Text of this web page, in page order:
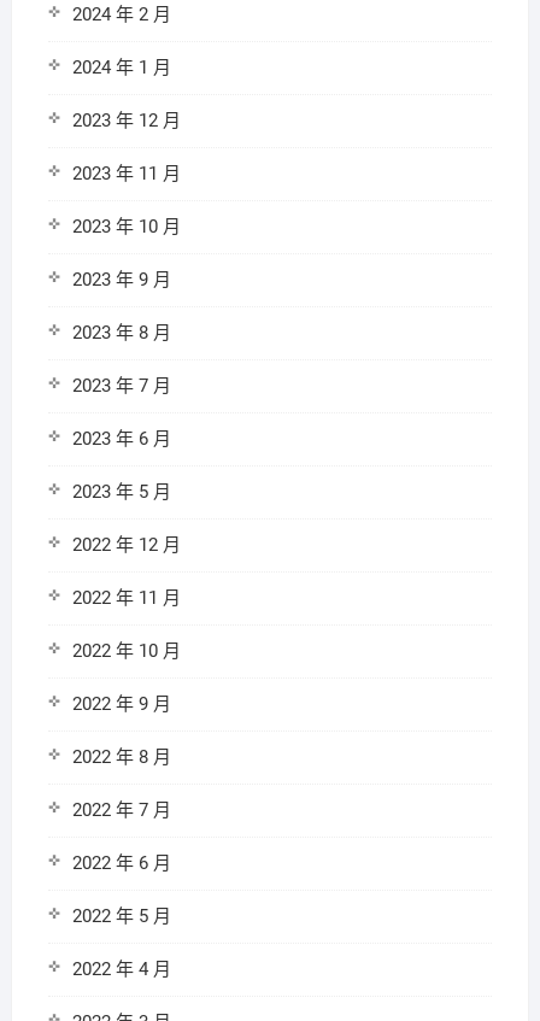
2024 年 2 月
2024 年 1 月
2023 年 12 月
2023 年 11 月
2023 年 10 月
2023 年 9 月
2023 年 8 月
2023 年 7 月
2023 年 6 月
2023 年 5 月
2022 年 12 月
2022 年 11 月
2022 年 10 月
2022 年 9 月
2022 年 8 月
2022 年 7 月
2022 年 6 月
2022 年 5 月
2022 年 4 月